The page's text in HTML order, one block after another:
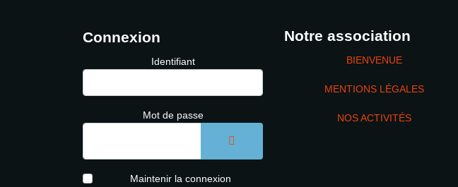
Connexion
Identifiant
Mot de passe
AFFICHER LE MOT DE PASSE
Maintenir la connexion
Notre association
BIENVENUE
MENTIONS LÉGALES
NOS ACTIVITÉS